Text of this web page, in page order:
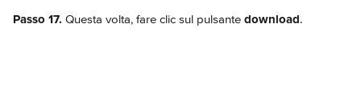
Passo 17. Questa volta, fare clic sul pulsante download.